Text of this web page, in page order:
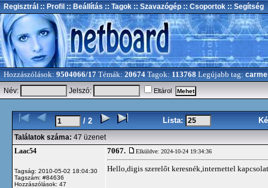
Regisztrál :: Profil :: Beállítás :: Tagok :: Szavazógép :: Csoportok :: Segítség
Hozzászólások: 9504066/17 Témák: 20674 Tagok: 113768 Legújabb tag:
Név:
Jelszó: Eltárol
/ 2 Lista:
Találatok száma: 47 üzenet
Laac54
Tagság: 2010-05-02 18:04:30
Tagszám: #84636
Hozzászólások: 47
7067. Elküldve: 2024-10-24 19:34:36
Hello,digis szerelőt keresnék,internettel